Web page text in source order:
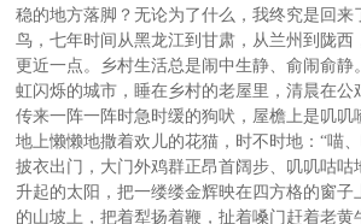
稳的地方落脚？无论为了什么，我终究是回来
鸟，七年时间从黑龙江到甘肃，从兰州到陇西
更近一点。乡村生活总是闹中生静、俞闹俞静
虹闪烁的城市，睡在乡村的老屋里，清晨在公
传来一阵一阵时急时缓的狗吠，屋檐上是叽叽
地上懒懒地撒着欢儿的花猫，时不时地：“喵
披衣出门，大门外鸡群正昂首阔步、叽叽咕咕
升起的太阳，把一缕缕金辉映在四方格的窗子
的山坡上，把着犁扬着鞭，扯着嗓门赶着老黄